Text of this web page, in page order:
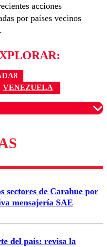
acciones
por países vecinos
VENEZUELA
para garantizar un
sectores de Carahue por
mensajería SAE
del país: revisa la